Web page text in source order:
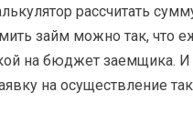
рассчитать
займ можно так, что
на бюджет заемщика.
на осуществление